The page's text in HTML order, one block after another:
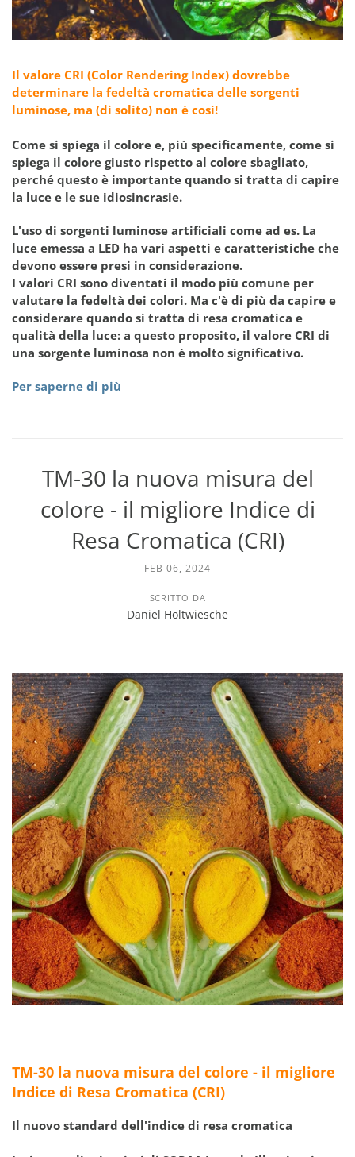
Il valore CRI (Color Rendering Index) dovrebbe
determinare la fedeltà cromatica delle sorgenti
luminose, ma (di solito) non è così!
Come si spiega il colore e, più specificamente, come si
spiega il colore giusto rispetto al colore sbagliato,
perché questo è importante quando si tratta di capire
la luce e le sue idiosincrasie.
L'uso di sorgenti luminose artificiali come ad es. La
luce emessa a LED ha vari aspetti e caratteristiche che
devono essere presi in considerazione.
I valori CRI sono diventati il modo più comune per
valutare la fedeltà dei colori. Ma c'è di più da capire e
considerare quando si tratta di resa cromatica e
qualità della luce: a questo proposito, il valore CRI di
una sorgente luminosa non è molto significativo.
Per saperne di più
TM-30 la nuova misura del
colore - il migliore Indice di
Resa Cromatica (CRI)
FEB 06, 2024
SCRITTO DA
Daniel Holtwiesche
TM-30 la nuova misura del colore - il migliore
Indice di Resa Cromatica (CRI)
Il nuovo standard dell'indice di resa cromatica